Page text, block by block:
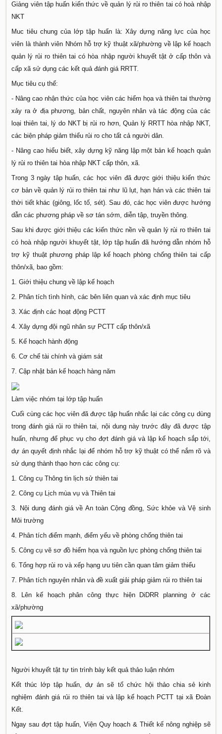
Giảng viên tập huấn kiến thức về quản lý rủi ro thiên tai có hoà nhập
NKT
Muc tiêu chung của lớp tập huấn là: Xây dựng năng lực của học
viên là thành viên Nhóm hỗ trợ kỹ thuật xã/phường về lập kế hoạch
quản lý rủi ro thiên tai có hòa nhập người khuyết tật ở cấp thôn và
cấp xã sử dụng các kết quả đánh giá RRTT.
Mục tiêu cụ thể:
- Nâng cao nhận thức của học viên các hiểm họa và thiên tai thường
xảy ra ở địa phương, bản chất, nguyên nhân và tác động của các
loại thiên tai, lý do NKT bị rủi ro hơn, Quản lý RRTT hòa nhập NKT,
các biện pháp giảm thiểu rủi ro cho tất cả người dân.
- Nâng cao hiểu biết, xây dựng kỹ năng lập một bản kế hoạch quản
lý rủi ro thiên tai hòa nhập NKT cấp thôn, xã.
Trong 3 ngày tập huấn, các học viên đã được giới thiệu kiến thức
cơ bản về quản lý rủi ro thiên tai như lũ lụt, hạn hán và các thiên tai
thời tiết khác (giông, lốc tố, sét). Sau đó, các học viên được hướng
dẫn các phương pháp về sơ tán sớm, diễn tập, truyền thông.
Sau khi được giới thiệu các kiến thức nền về quản lý rủi ro thiên tai
có hoà nhập người khuyết tật, lớp tập huấn đã hướng dẫn nhóm hỗ
trợ kỹ thuật phương pháp lập kế hoạch phòng chống thiên tai cấp
thôn/xã, bao gồm:
1. Giới thiệu chung về lập kế hoạch
2. Phân tích tình hình, các bên liên quan và xác định mục tiêu
3. Xác định các hoạt động PCTT
4. Xây dựng đội ngũ nhân sự PCTT cấp thôn/xã
5. Kế hoạch hành động
6. Cơ chế tài chính và giám sát
7. Cập nhật bản kế hoạch hàng năm
Làm việc nhóm tại lớp tập huấn
Cuối cùng các học viên đã được tập huấn nhắc lại các công cụ dùng
trong đánh giá rủi ro thiên tai, nội dung này trước đây đã được tập
huấn, nhưng để phục vụ cho đợt đánh giá và lập kế hoạch sắp tới,
dự án quyết định nhắc lại để nhóm hỗ trợ kỹ thuật có thể nắm rõ và
sử dụng thành thạo hơn các công cụ:
1. Công cụ Thông tin lịch sử thiên tai
2. Công cụ Lịch mùa vụ và Thiên tai
3. Nội dung đánh giá về An toàn Cộng đồng, Sức khỏe và Vệ sinh
Môi trường
4. Phân tích điểm mạnh, điểm yếu về phòng chống thiên tai
5. Công cụ vẽ sơ đồ hiểm họa và nguồn lực phòng chống thiên tai
6. Tổng hợp rủi ro và xếp hạng ưu tiên cần quan tâm giảm thiểu
7. Phân tích nguyên nhân và đề xuất giải pháp giảm rủi ro thiên tai
8. Lên kế hoạch phân công thực hiện DiDRR planning ở các
xã/phường
Người khuyết tật tự tin trình bày kết quả thảo luận nhóm
Kết thúc lớp tập huấn, dự án sẽ tổ chức hội thảo chia sẻ kinh
nghiệm đánh giá rủi ro thiên tai và lập kế hoạch PCTT tại xã Đoàn
Kết.
Ngay sau đợt tập huấn, Viện Quy hoạch & Thiết kế nông nghiệp sẽ